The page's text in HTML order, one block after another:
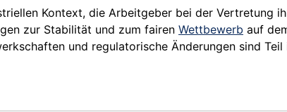
Kontext, die Arbeitgeber bei der Vertretung
zur Stabilität und zum fairen Wettbewerb auf
und regulatorische Änderungen sind